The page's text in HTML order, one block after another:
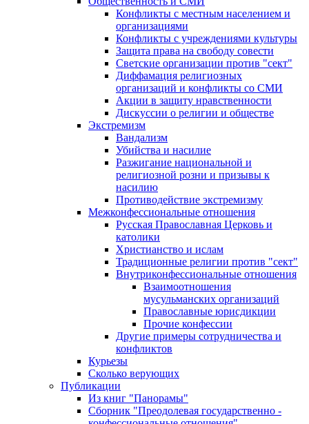
Конфликты с местным населением и
организациями
Конфликты с учреждениями культуры
Защита права на свободу совести
Светские организации против "сект"
Диффамация религиозных
организаций и конфликты со СМИ
Акции в защиту нравственности
Дискуссии о религии и обществе
Экстремизм
Вандализм
Убийства и насилие
Разжигание национальной и
религиозной розни и призывы к
насилию
Противодействие экстремизму
Межконфессиональные отношения
Русская Православная Церковь и
католики
Христианство и ислам
Традиционные религии против "сект"
Внутриконфессиональные отношения
Взаимоотношения
мусульманских организаций
Православные юрисдикции
Прочие конфессии
Другие примеры сотрудничества и
конфликтов
Курьезы
Сколько верующих
Публикации
Из книг "Панорамы"
Сборник "Преодолевая государственно -